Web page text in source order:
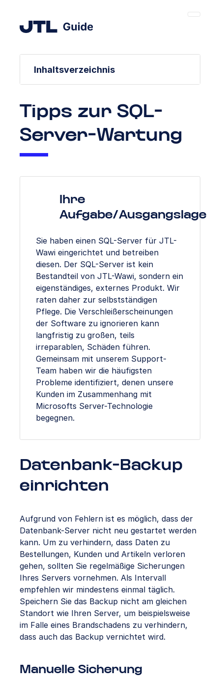
Inhaltsverzeichnis
Tipps zur SQL-
Server-Wartung
Ihre
Aufgabe/Ausgangslage
Sie haben einen SQL-Server für JTL-
Wawi eingerichtet und betreiben
diesen. Der SQL-Server ist kein
Bestandteil von JTL-Wawi, sondern ein
eigenständiges, externes Produkt. Wir
raten daher zur selbstständigen
Pflege. Die Verschleißerscheinungen
der Software zu ignorieren kann
langfristig zu großen, teils
irreparablen, Schäden führen.
Gemeinsam mit unserem Support-
Team haben wir die häufigsten
Probleme identifiziert, denen unsere
Kunden im Zusammenhang mit
Microsofts Server-Technologie
begegnen.
Datenbank-Backup
einrichten
Aufgrund von Fehlern ist es möglich, dass der
Datenbank-Server nicht neu gestartet werden
kann. Um zu verhindern, dass Daten zu
Bestellungen, Kunden und Artikeln verloren
gehen, sollten Sie regelmäßige Sicherungen
Ihres Servers vornehmen. Als Intervall
empfehlen wir mindestens einmal täglich.
Speichern Sie das Backup nicht am gleichen
Standort wie Ihren Server, um beispielsweise
im Falle eines Brandschadens zu verhindern,
dass auch das Backup vernichtet wird.
Manuelle Sicherung